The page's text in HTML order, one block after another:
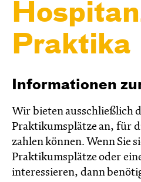
Praktika
Informationen
Wir bieten ausschließlich
Praktikumsplätze an, für
zahlen können. Wenn Sie
Praktikumsplätze oder
interessieren, dann